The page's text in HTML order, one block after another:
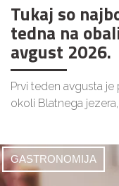
Tukaj so
tedna na
avgust 2026.
Prvi teden avgusta
okoli Blatnega
GASTRONOMIJA